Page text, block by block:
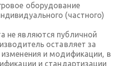
оборудование
(частного)
не являются публичной
оставляет за
и модификации, в
и стандартизации